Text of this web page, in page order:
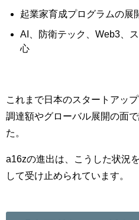
起業家育成プログラムの展
AI、防衛テック、Web3、
心
これまで日本のスタートアッ
調達額やグローバル展開の面
た。
a16zの進出は、こうした状況
して受け止められています。